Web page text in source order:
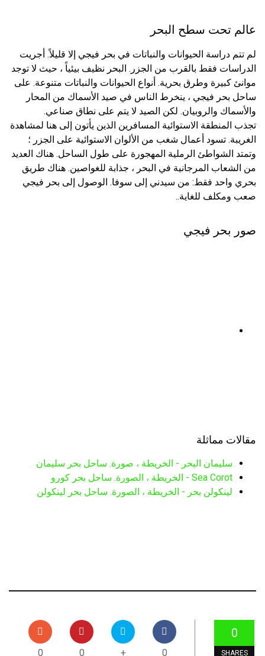
عالم تحت سطح البحر
لم تتم دراسة الحيوانات والنباتات في بحر فيجي إلا قليلاً. أجريت
الدراسات فقط بالقرب من الجزر. البحر نظيف بيئياً ، حيث لا توجد
موانئ كبيرة وطرق بحرية. أنواع الحيوانات والنباتات متنوعة. على
ساحل بحر فيجي ، ينخرط الناس في صيد الأسماك من المحار
والأسماك والروبيان. لكن الصيد لا يتم على نطاق صناعي.
تجذب المنطقة الاستوائية المسافرين الذين يأتون إلى هنا لمشاهدة
الغريبة. تسود أعمال شغب من الألوان الاستوائية على الجزر ؛
وتمتد الشواطئ الرملية المهجورة على طول الساحل. هناك العديد
من الشعاب المرجانية في البحر ، جذابة للغواصين. هناك طريق
بحري واحد فقط: من سيدني إلى سوفا. الوصول إلى بحر فيجي
صعب ومكلف للغاية..
صور بحر فيجي
مقالات مماثلة
سليمان البحر - الخريطة ، صورة. ساحل بحر سليمان
Sea Corot - الخريطة ، الصورة. ساحل بحر كورو
لينكولن بحر - الخريطة ، الصورة. ساحل بحر لينكولن
0
SHARES
0
+
0
0